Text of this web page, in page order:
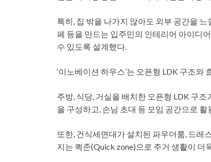
특히, 집 밖을 나가지 않아도 외부 공간을
페 등을 만드는 입주민의 인테리어 아이디
수 있도록 설계했다.
‘이노베이션 하우스’는 오픈형 LDK 구조와
주방, 식당, 거실을 배치한 오픈형 LDK 구
을 구성하고, 손님 초대 등 모임 공간으로 활
또한, 건식세면대가 설치된 파우더룸, 드레
지는 퀵존(Quick zone)으로 주거 생활이 더